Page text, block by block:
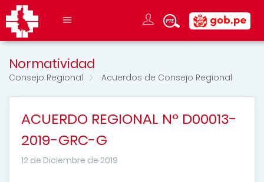
Normatividad
Consejo Regional Acuerdos de Consejo Regional
ACUERDO REGIONAL N° D00013-
2019-GRC-G
12 de Diciembre de 2019